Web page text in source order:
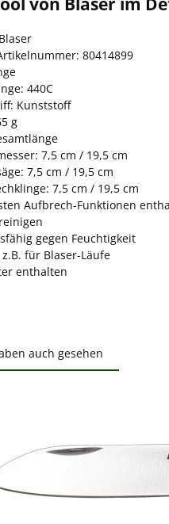
80414899
440C
Kunststoff
g
7,5 cm / 19,5 cm
7,5 cm / 19,5 cm
7,5 cm / 19,5 cm
Aufbrech-Funktionen
gegen Feuchtigkeit
z.B. für Blaser-Läufe
enthalten
auch gesehen